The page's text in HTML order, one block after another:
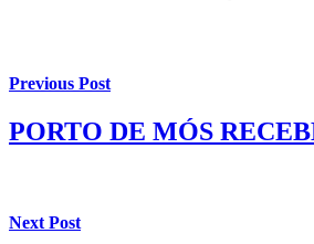
Previous Post
PORTO DE MÓS
Next Post